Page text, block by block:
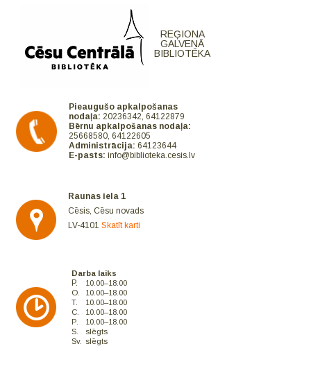
REĢIONA
GALVENĀ
BIBLIOTĒKA
Pieaugušo apkalpošanas
nodaļa: 20236342, 64122879
Bērnu apkalpošanas nodaļa:
25668580, 64122605
Administrācija: 64123644
E-pasts: info@biblioteka.cesis.lv
Raunas iela 1
Cēsis, Cēsu novads
LV-4101Skatīt karti
Darba laiks
P.
10.00–18.00
O.
10.00–18.00
T.
10.00–18.00
C.
10.00–18.00
P.
10.00–18.00
S.
slēgts
Sv.
slēgts